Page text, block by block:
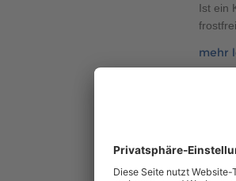
Ist ein
mehr
Ja,
mehr
Was